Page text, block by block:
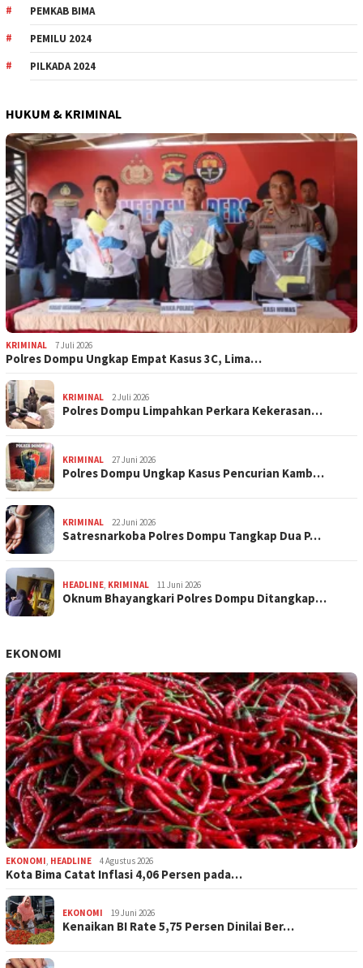
PEMKAB BIMA
PEMILU 2024
PILKADA 2024
HUKUM & KRIMINAL
KRIMINAL 7 Juli 2026
Polres Dompu Ungkap Empat Kasus 3C, Lima…
KRIMINAL 2 Juli 2026
Polres Dompu Limpahkan Perkara Kekerasan…
KRIMINAL 27 Juni 2026
Polres Dompu Ungkap Kasus Pencurian Kamb…
KRIMINAL 22 Juni 2026
Satresnarkoba Polres Dompu Tangkap Dua P…
HEADLINE KRIMINAL 11 Juni 2026
Oknum Bhayangkari Polres Dompu Ditangkap…
EKONOMI
EKONOMI HEADLINE 4 Agustus 2026
Kota Bima Catat Inflasi 4,06 Persen pada…
EKONOMI 19 Juni 2026
Kenaikan BI Rate 5,75 Persen Dinilai Ber…